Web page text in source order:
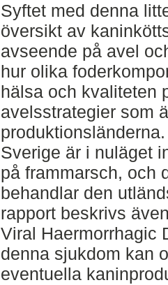
Syftet med denna
översikt av
avseende på avel
hur olika
hälsa och kvaliteten
avelsstrategier som
Sverige är i nuläget
på frammarsch, och
behandlar den
rapport beskrivs
Viral Haermorrhagic
denna sjukdom kan
eventuella